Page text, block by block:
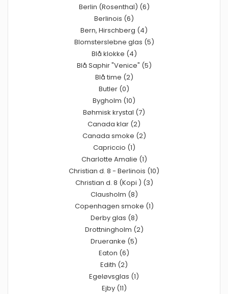
Berlin (Rosenthal) (6)
Berlinois (6)
Bern, Hirschberg (4)
Blomsterslebne glas (5)
Blå klokke (4)
Blå Saphir "Venice" (5)
Blå time (2)
Butler (0)
Bygholm (10)
Bøhmisk krystal (7)
Canada klar (2)
Canada smoke (2)
Capriccio (1)
Charlotte Amalie (1)
Christian d. 8 - Berlinois (10)
Christian d. 8 (Kopi ) (3)
Clausholm (8)
Copenhagen smoke (1)
Derby glas (8)
Drottningholm (2)
Drueranke (5)
Eaton (6)
Edith (2)
Egeløvsglas (1)
Ejby (11)